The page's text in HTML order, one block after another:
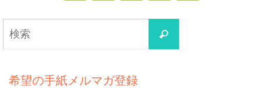
検
索
希望の手紙メルマガ登録